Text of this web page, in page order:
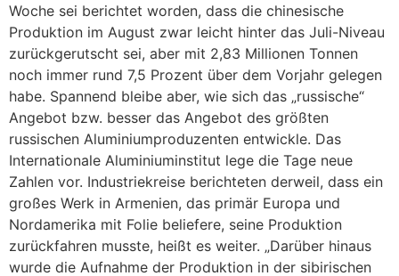
Woche sei berichtet worden, dass die chinesische
Produktion im August zwar leicht hinter das Juli-Niveau
zurückgerutscht sei, aber mit 2,83 Millionen Tonnen
noch immer rund 7,5 Prozent über dem Vorjahr gelegen
habe. Spannend bleibe aber, wie sich das „russische“
Angebot bzw. besser das Angebot des größten
russischen Aluminiumproduzenten entwickle. Das
Internationale Aluminiuminstitut lege die Tage neue
Zahlen vor. Industriekreise berichteten derweil, dass ein
großes Werk in Armenien, das primär Europa und
Nordamerika mit Folie beliefere, seine Produktion
zurückfahren musste, heißt es weiter. „Darüber hinaus
wurde die Aufnahme der Produktion in der sibirischen